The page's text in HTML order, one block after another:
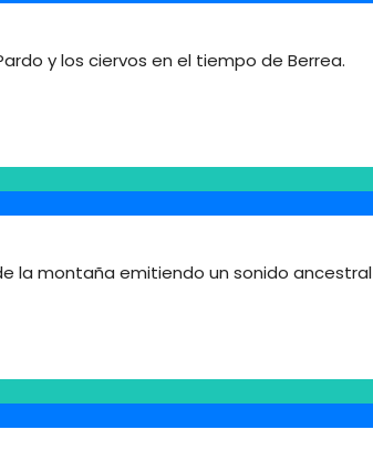
y los ciervos en el tiempo de Berrea.
la montaña emitiendo un sonido ancestral